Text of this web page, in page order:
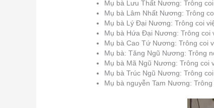
Mụ bà Lưu Thất Nương: Trông
Mụ bà Lâm Nhất Nương: Trông
Mụ bà Lý Đại Nương: Trông coi
Mụ bà Hứa Đại Nương: Trông coi
Mụ bà Cao Tứ Nương: Trông coi
Mụ bà: Tăng Ngũ Nương: Trông
Mụ bà Mã Ngũ Nương: Trông coi
Mụ bà Trúc Ngũ Nương: Trông
Mụ bà nguyễn Tam Nương: